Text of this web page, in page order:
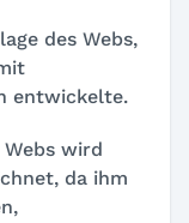
des Webs,
entwickelte.
wird
da ihm